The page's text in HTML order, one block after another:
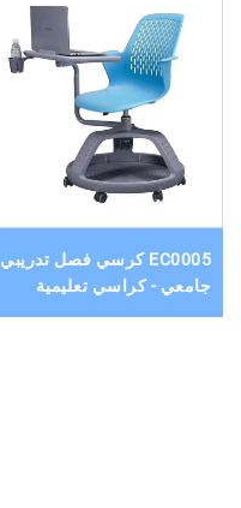
EC0005 كرسي فصل تدريبي
جامعي - كراسي تعليمية